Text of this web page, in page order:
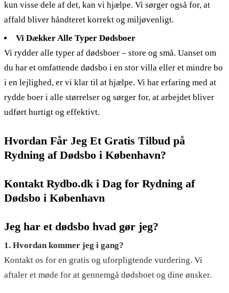
kun visse dele af det, kan vi hjælpe. Vi sørger også for, at
affald bliver håndteret korrekt og miljøvenligt.
Vi Dækker Alle Typer Dødsboer
Vi rydder alle typer af dødsboer – store og små. Uanset om
du har et omfattende dødsbo i en stor villa eller et mindre bo
i en lejlighed, er vi klar til at hjælpe. Vi har erfaring med at
rydde boer i alle størrelser og sørger for, at arbejdet bliver
udført hurtigt og effektivt.
Hvordan Får Jeg Et Gratis Tilbud på
Rydning af Dødsbo i København?
Kontakt Rydbo.dk i Dag for Rydning af
Dødsbo i København
Jeg har et dødsbo hvad gør jeg?
1. Hvordan kommer jeg i gang?
Kontakt os for en gratis og uforpligtende vurdering. Vi
aftaler et møde for at gennemgå dødsboet og dine ønsker.